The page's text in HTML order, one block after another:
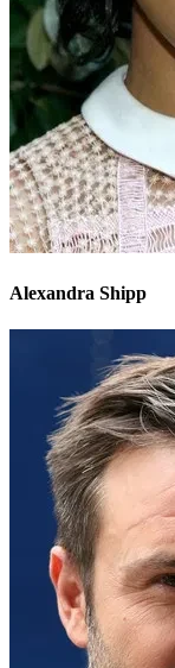
Alexandra Shipp